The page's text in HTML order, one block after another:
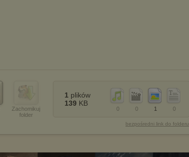
Zachomikuj
folder
0
1
0
0
1 plików
139 KB
bezpośredni link do folderu